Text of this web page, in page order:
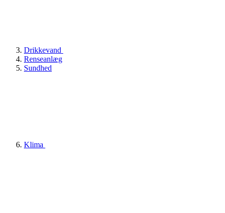
Drikkevand
Renseanlæg
Sundhed
Klima